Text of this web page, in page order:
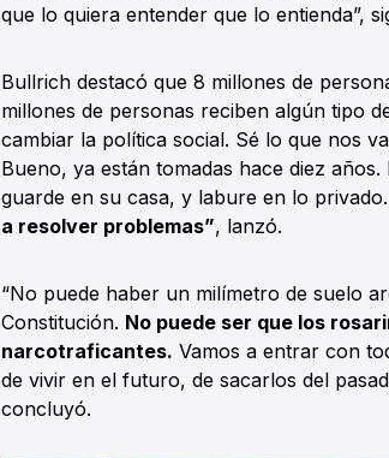
que lo quiera entender que lo entienda”,
Bullrich destacó que 8 millones de
millones de personas reciben algún tipo
cambiar la política social. Sé lo que nos
Bueno, ya están tomadas hace diez
guarde en su casa, y labure en lo privado.
a resolver problemas”, lanzó.
“No puede haber un milímetro de suelo
Constitución. No puede ser que los
narcotraficantes. Vamos a entrar con
de vivir en el futuro, de sacarlos del
concluyó.